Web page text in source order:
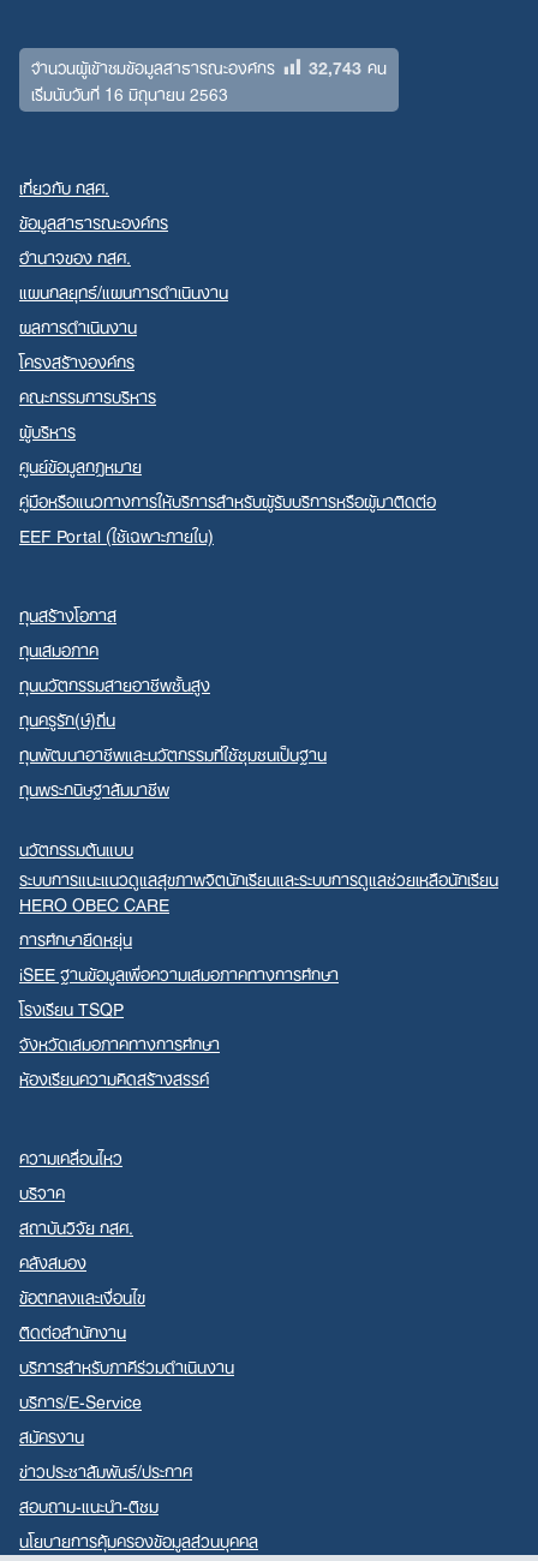
จำนวนผู้เข้าชมข้อมูลสาธารณะองค์กร 32,743คน
เริ่มนับวันที่ 16 มิถุนายน 2563
เกี่ยวกับ กสศ.
ข้อมูลสาธารณะองค์กร
อำนาจของ กสศ.
แผนกลยุทธ์/แผนการดำเนินงาน
ผลการดำเนินงาน
โครงสร้างองค์กร
คณะกรรมการบริหาร
ผู้บริหาร
ศูนย์ข้อมูลกฎหมาย
คู่มือหรือแนวทางการให้บริการสำหรับผู้รับบริการหรือผู้มาติดต่อ
EEF Portal (ใช้เฉพาะภายใน)
ทุนสร้างโอกาส
ทุนเสมอภาค
ทุนนวัตกรรมสายอาชีพชั้นสูง
ทุนครูรัก(ษ์)ถิ่น
ทุนพัฒนาอาชีพและนวัตกรรมที่ใช้ชุมชนเป็นฐาน
ทุนพระกนิษฐาสัมมาชีพ
นวัตกรรมต้นแบบ
ระบบการแนะแนวดูแลสุขภาพจิตนักเรียนและระบบการดูแลช่วยเหลือนักเรียน
HERO OBEC CARE
การศึกษายืดหยุ่น
iSEE ฐานข้อมูลเพื่อความเสมอภาคทางการศึกษา
โรงเรียน TSQP
จังหวัดเสมอภาคทางการศึกษา
ห้องเรียนความคิดสร้างสรรค์
ความเคลื่อนไหว
บริจาค
สถาบันวิจัย กสศ.
คลังสมอง
ข้อตกลงและเงื่อนไข
ติดต่อสำนักงาน
บริการสำหรับภาคีร่วมดำเนินงาน
บริการ/E-Service
สมัครงาน
ข่าวประชาสัมพันธ์/ประกาศ
สอบถาม-แนะนำ-ติชม
นโยบายการคุ้มครองข้อมูลส่วนบุคคล